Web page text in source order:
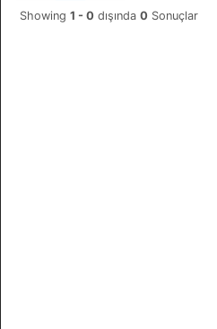
Showing 1 - 0 dışında 0 Sonuçlar